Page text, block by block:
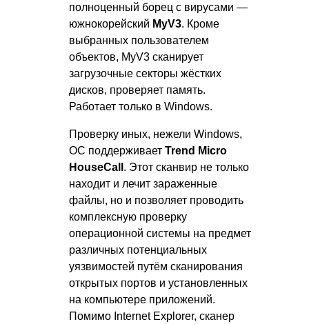
полноценный борец с вирусами —
южнокорейский MyV3. Кроме
выбранных пользователем
объектов, MyV3 сканирует
загрузочные секторы жёстких
дисков, проверяет память.
Работает только в Windows.
Проверку иных, нежели Windows,
ОС поддерживает Trend Micro
HouseCall . Этот сканвир не только
находит и лечит зараженные
файлы, но и позволяет проводить
комплексную проверку
операционной системы на предмет
различных потенциальных
уязвимостей путём сканирования
открытых портов и установленных
на компьютере приложений.
Помимо Internet Explorer, сканер